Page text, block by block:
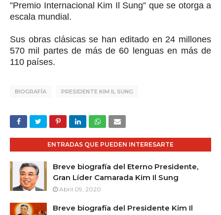
”Premio Internacional Kim Il Sung” que se otorga a
escala mundial.
Sus obras clásicas se han editado en 24 millones
570 mil partes de más de 60 lenguas en más de
110 países.
BIOGRAFÍA PRESIDENTE KIM IL SUNG
ENTRADAS QUE PUEDEN INTERESARTE
Breve biografía del Eterno Presidente,
Gran Líder Camarada Kim Il Sung
Abril 09, 2020
Breve biografía del Presidente Kim Il